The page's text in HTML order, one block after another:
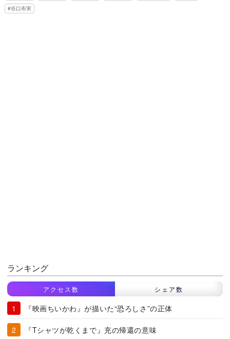
谷口布実
ランキング
アクセス数 シェア数
『映画ちいかわ』が描いた“恐ろしさ”の正体
『Tシャツが乾くまで』充の帰還の意味